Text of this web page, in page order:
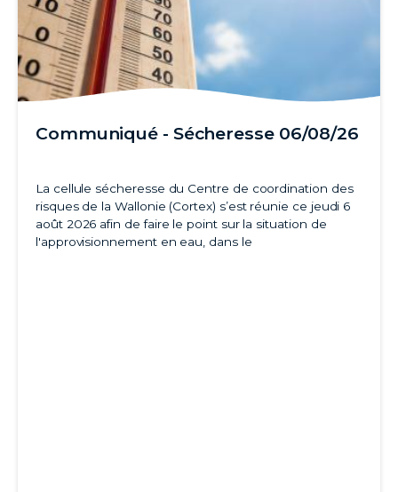
Communiqué - Sécheresse 06/08/26
La cellule sécheresse du Centre de coordination des
risques de la Wallonie (Cortex) s’est réunie ce jeudi 6
août 2026 afin de faire le point sur la situation de
l'approvisionnement en eau, dans le